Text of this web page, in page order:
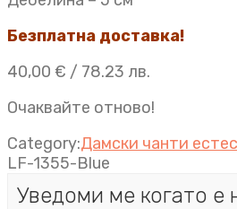
Безплатна доставка!
40,00 € / 78.23 лв.
Очаквайте отново!
Category:Дамски чанти
LF-1355-Blue
Уведоми ме когато е